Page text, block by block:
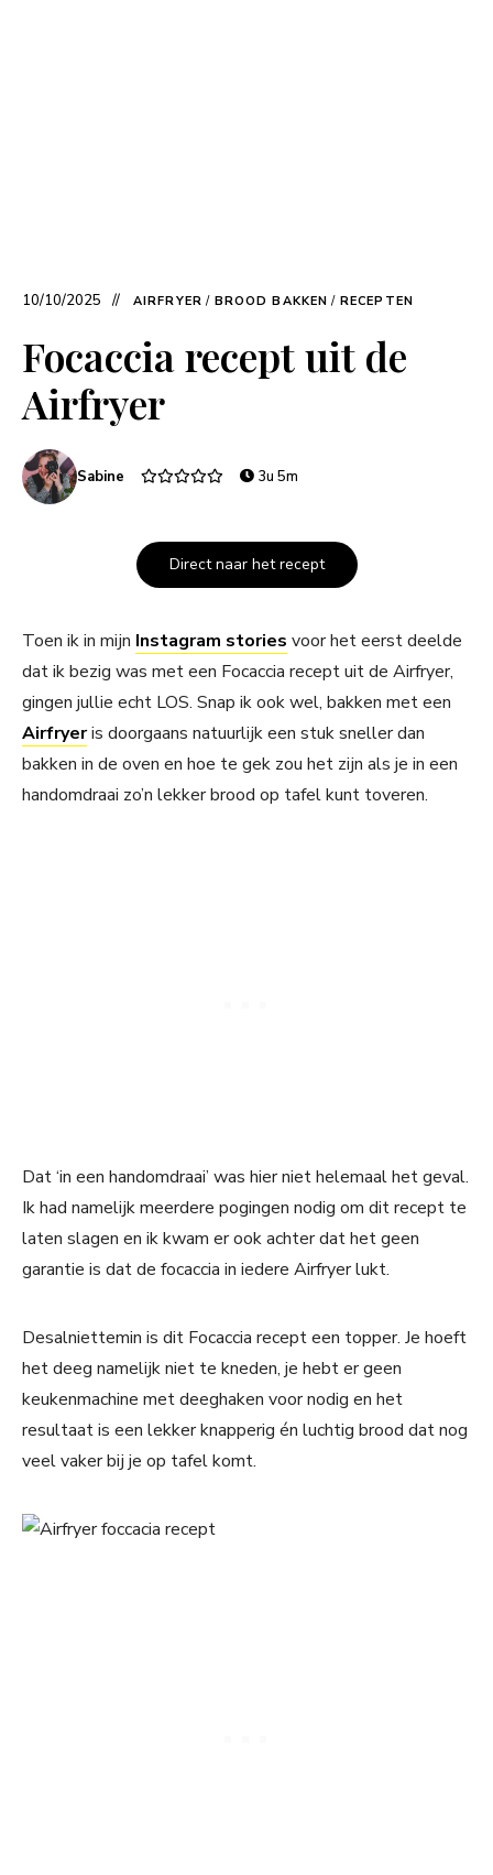
10/10/2025 AIRFRYER / BROOD BAKKEN / RECEPTEN
Focaccia recept uit de
Airfryer
Sabine 3u 5m
Direct naar het recept
Toen ik in mijn Instagram stories voor het eerst deelde
dat ik bezig was met een Focaccia recept uit de Airfryer,
gingen jullie echt LOS. Snap ik ook wel, bakken met een
Airfryeris doorgaans natuurlijk een stuk sneller dan
bakken in de oven en hoe te gek zou het zijn als je in een
handomdraai zo’n lekker brood op tafel kunt toveren.
Dat ‘in een handomdraai’ was hier niet helemaal het geval.
Ik had namelijk meerdere pogingen nodig om dit recept te
laten slagen en ik kwam er ook achter dat het geen
garantie is dat de focaccia in iedere Airfryer lukt.
Desalniettemin is dit Focaccia recept een topper. Je hoeft
het deeg namelijk niet te kneden, je hebt er geen
keukenmachine met deeghaken voor nodig en het
resultaat is een lekker knapperig én luchtig brood dat nog
veel vaker bij je op tafel komt.